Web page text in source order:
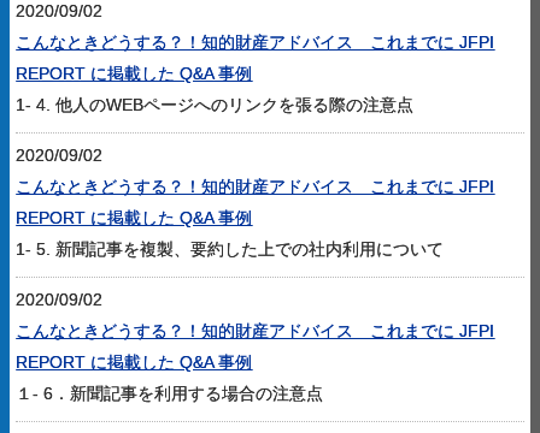
2020/09/02
こんなときどうする？！知的財産アドバイス これまでに JFPI
REPORT に掲載した Q&A 事例
1- 4. 他人のWEBページへのリンクを張る際の注意点
2020/09/02
こんなときどうする？！知的財産アドバイス これまでに JFPI
REPORT に掲載した Q&A 事例
1- 5. 新聞記事を複製、要約した上での社内利用について
2020/09/02
こんなときどうする？！知的財産アドバイス これまでに JFPI
REPORT に掲載した Q&A 事例
１- 6．新聞記事を利用する場合の注意点